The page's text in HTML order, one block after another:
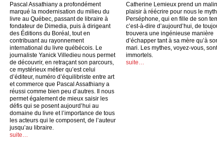
Pascal Assathiany a profondément
marqué la modernisation du milieu du
livre au Québec, passant de libraire à
fondateur de Dimedia, puis à dirigeant
des Éditions du Boréal, tout en
contribuant au rayonnement
international du livre québécois. Le
journaliste Yanick Villedieu nous permet
de découvrir, en retraçant son parcours,
ce mystérieux métier qu’est celui
d’éditeur, numéro d’équilibriste entre art
et commerce que Pascal Assathiany a
réussi comme bien peu d’autres. Il nous
permet également de mieux saisir les
défis qui se posent aujourd’hui au
domaine du livre et l’importance de tous
les acteurs qui le composent, de l’auteur
jusqu’au libraire.
suite…
Catherine Lemieux prend un malin
plaisir à réécrire pour nous le
Perséphone, qui en fille de son
c’est-à-dire d’aujourd’hui, de
trouvera une ingénieuse manière
d’échapper tant à sa mère qu’à
mari. Les mythes, voyez-vous, sont
immortels.
suite…